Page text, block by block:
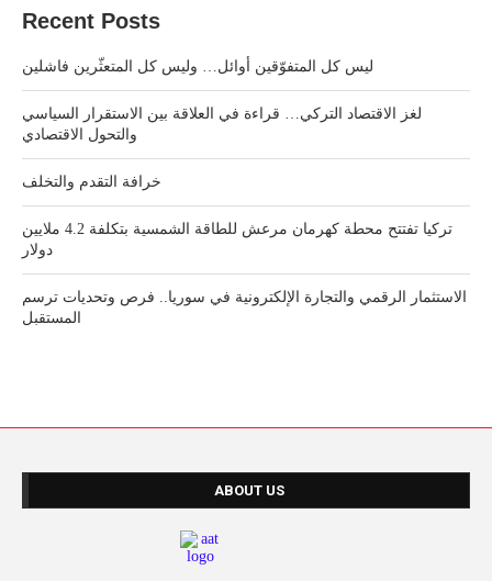
Recent Posts
ليس كل المتفوّقين أوائل… وليس كل المتعثّرين فاشلين
لغز الاقتصاد التركي… قراءة في العلاقة بين الاستقرار السياسي
والتحول الاقتصادي
خرافة التقدم والتخلف
تركيا تفتتح محطة كهرمان مرعش للطاقة الشمسية بتكلفة 4.2 ملايين
دولار
الاستثمار الرقمي والتجارة الإلكترونية في سوريا.. فرص وتحديات ترسم
المستقبل
ABOUT US